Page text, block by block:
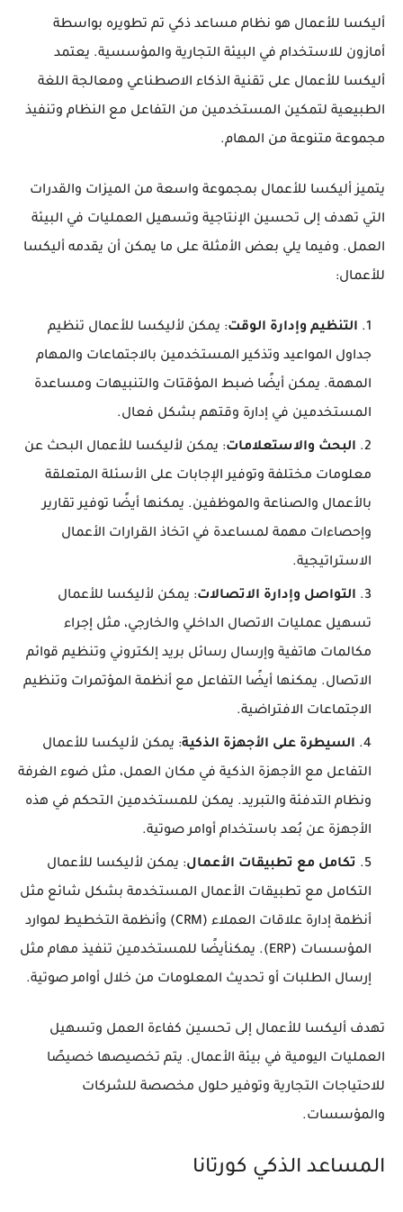
أليكسا للأعمال هو نظام مساعد ذكي تم تطويره بواسطة
أمازون للاستخدام في البيئة التجارية والمؤسسية. يعتمد
أليكسا للأعمال على تقنية الذكاء الاصطناعي ومعالجة اللغة
الطبيعية لتمكين المستخدمين من التفاعل مع النظام وتنفيذ
مجموعة متنوعة من المهام.
يتميز أليكسا للأعمال بمجموعة واسعة من الميزات والقدرات
التي تهدف إلى تحسين الإنتاجية وتسهيل العمليات في البيئة
العمل. وفيما يلي بعض الأمثلة على ما يمكن أن يقدمه أليكسا
للأعمال:
التنظيم وإدارة الوقت: يمكن لأليكسا للأعمال تنظيم
جداول المواعيد وتذكير المستخدمين بالاجتماعات والمهام
المهمة. يمكن أيضًا ضبط المؤقتات والتنبيهات ومساعدة
المستخدمين في إدارة وقتهم بشكل فعال.
البحث والاستعلامات: يمكن لأليكسا للأعمال البحث عن
معلومات مختلفة وتوفير الإجابات على الأسئلة المتعلقة
بالأعمال والصناعة والموظفين. يمكنها أيضًا توفير تقارير
وإحصاءات مهمة لمساعدة في اتخاذ القرارات الأعمال
الاستراتيجية.
التواصل وإدارة الاتصالات: يمكن لأليكسا للأعمال
تسهيل عمليات الاتصال الداخلي والخارجي، مثل إجراء
مكالمات هاتفية وإرسال رسائل بريد إلكتروني وتنظيم قوائم
الاتصال. يمكنها أيضًا التفاعل مع أنظمة المؤتمرات وتنظيم
الاجتماعات الافتراضية.
السيطرة على الأجهزة الذكية: يمكن لأليكسا للأعمال
التفاعل مع الأجهزة الذكية في مكان العمل، مثل ضوء الغرفة
ونظام التدفئة والتبريد. يمكن للمستخدمين التحكم في هذه
الأجهزة عن بُعد باستخدام أوامر صوتية.
تكامل مع تطبيقات الأعمال: يمكن لأليكسا للأعمال
التكامل مع تطبيقات الأعمال المستخدمة بشكل شائع مثل
أنظمة إدارة علاقات العملاء (CRM) وأنظمة التخطيط لموارد
المؤسسات (ERP). يمكنأيضًا للمستخدمين تنفيذ مهام مثل
إرسال الطلبات أو تحديث المعلومات من خلال أوامر صوتية.
تهدف أليكسا للأعمال إلى تحسين كفاءة العمل وتسهيل
العمليات اليومية في بيئة الأعمال. يتم تخصيصها خصيصًا
للاحتياجات التجارية وتوفير حلول مخصصة للشركات
والمؤسسات.
المساعد الذكي كورتانا